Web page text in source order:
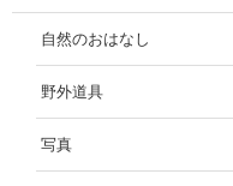
自然のおはなし
野外道具
写真